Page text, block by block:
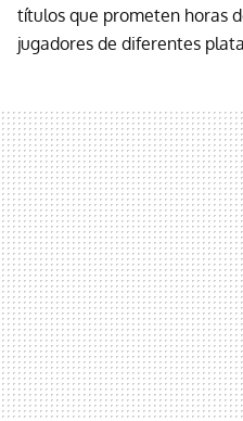
títulos que prometen horas
jugadores de diferentes